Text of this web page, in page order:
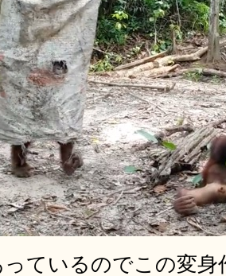
ているのでこの変身